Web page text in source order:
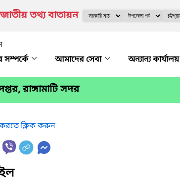
তথ্য বাতায়ন
আমাদের সেবা অন্যান্য কার্যালয়
রাঙ্গামাটি সদর
ক্লিক করুন